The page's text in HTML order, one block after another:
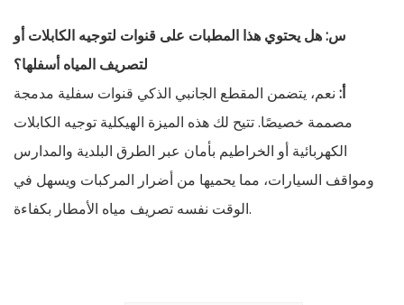
س: هل يحتوي هذا المطبات على قنوات لتوجيه الكابلات أو
لتصريف المياه أسفلها؟
أ: نعم، يتضمن المقطع الجانبي الذكي قنوات سفلية مدمجة
مصممة خصيصًا. تتيح لك هذه الميزة الهيكلية توجيه الكابلات
الكهربائية أو الخراطيم بأمان عبر الطرق البلدية والمدارس
ومواقف السيارات، مما يحميها من أضرار المركبات ويسهل في
الوقت نفسه تصريف مياه الأمطار بكفاءة.